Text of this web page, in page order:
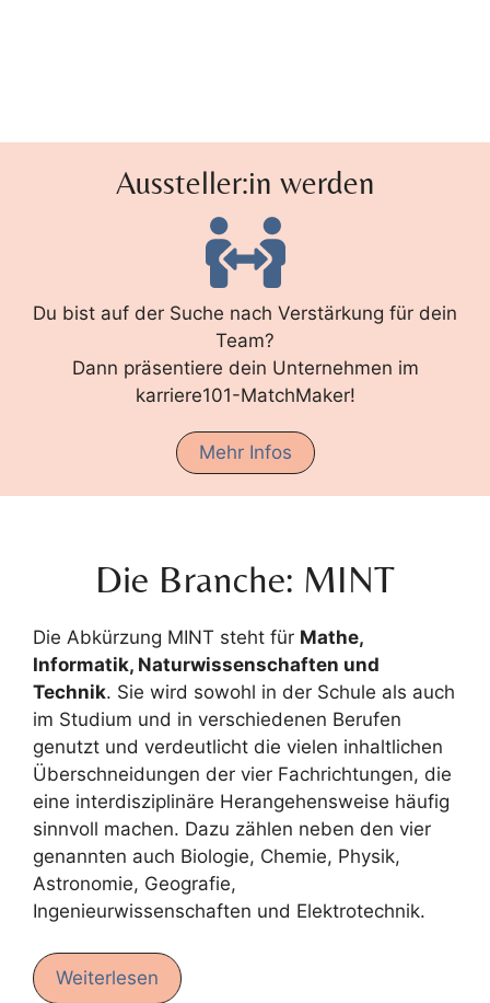
Aussteller:in werden
Du bist auf der Suche nach Verstärkung für dein
Team?
Dann präsentiere dein Unternehmen im
karriere101-MatchMaker!
Mehr Infos
Die Branche: MINT
Die Abkürzung MINT steht für Mathe,
Informatik, Naturwissenschaften und
Technik. Sie wird sowohl in der Schule als auch
im Studium und in verschiedenen Berufen
genutzt und verdeutlicht die vielen inhaltlichen
Überschneidungen der vier Fachrichtungen, die
eine interdisziplinäre Herangehensweise häufig
sinnvoll machen. Dazu zählen neben den vier
genannten auch Biologie, Chemie, Physik,
Astronomie, Geografie,
Ingenieurwissenschaften und Elektrotechnik.
Weiterlesen